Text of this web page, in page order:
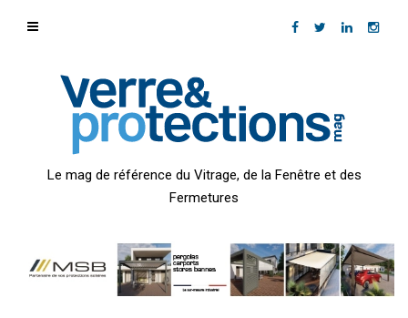
Le mag de référence du Vitrage, de la Fenêtre et des
Fermetures